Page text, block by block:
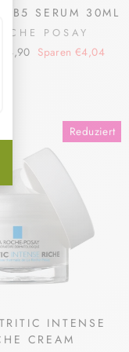
B5 SERUM 30ML
POSAY
Sonderpreis
€44,90 Sparen €4,04
Reduziert
INTENSE
CREAM